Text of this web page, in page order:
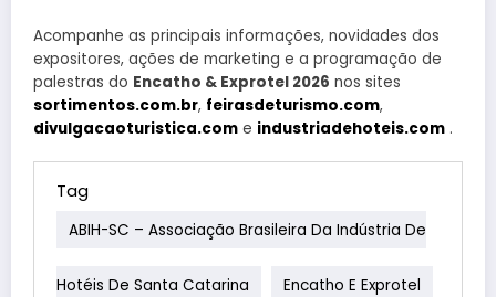
Acompanhe as principais informações, novidades dos
expositores, ações de marketing e a programação de
palestras do Encatho & Exprotel 2026 nos sites
sortimentos.com.br, feirasdeturismo.com,
divulgacaoturistica.com e industriadehoteis.com .
Tag
ABIH-SC – Associação Brasileira Da Indústria De
Hotéis De Santa Catarina Encatho E Exprotel